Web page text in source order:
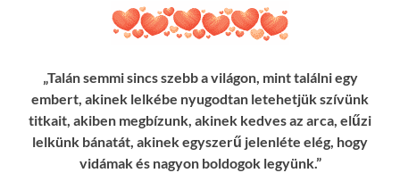
„Talán semmi sincs szebb a világon, mint találni egy
embert, akinek lelkébe nyugodtan letehetjük szívünk
titkait, akiben megbízunk, akinek kedves az arca, elűzi
lelkünk bánatát, akinek egyszerű jelenléte elég, hogy
vidámak és nagyon boldogok legyünk.”